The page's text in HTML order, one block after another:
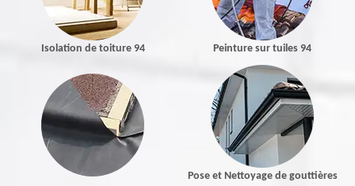
Isolation de toiture 94 Peinture sur tuiles 94
Pose et Nettoyage de gouttières